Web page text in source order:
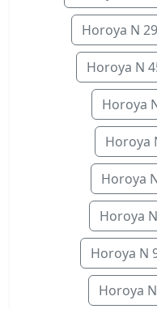
Horoya N
Horoya N
Horoya
Horoya
Horoya
Horoya
Horoya N
Horoya